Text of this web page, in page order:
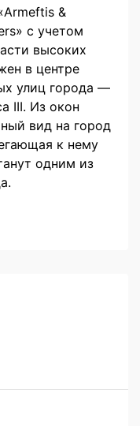
&
с учетом
высоких
в центре
улиц города —
III. Из окон
вид на город
к нему
одним из